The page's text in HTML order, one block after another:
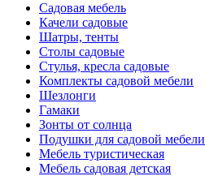
Садовая мебель
Качели садовые
Шатры, тенты
Столы садовые
Стулья, кресла садовые
Комплекты садовой мебели
Шезлонги
Гамаки
Зонты от солнца
Подушки для садовой мебели
Мебель туристическая
Мебель садовая детская